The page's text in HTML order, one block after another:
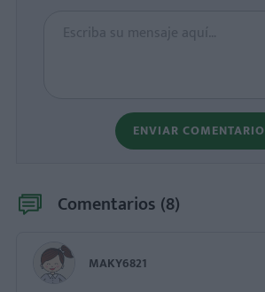
ENVIAR COMENTARIO
Comentarios (8)
MAKY6821